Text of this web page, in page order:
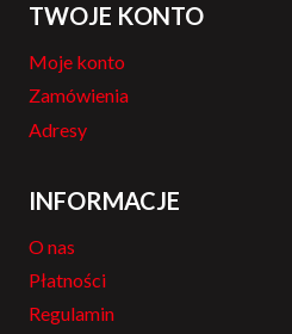
TWOJE KONTO
Moje konto
Zamówienia
Adresy
INFORMACJE
O nas
Płatności
Regulamin